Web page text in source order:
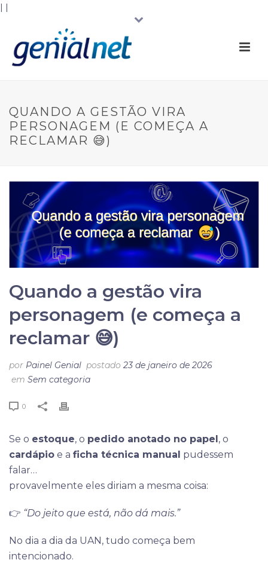
| |
QUANDO A GESTÃO VIRA
PERSONAGEM (E COMEÇA A
RECLAMAR 😅)
Quando a gestão vira
personagem (e começa a
reclamar 😅)
por Painel Genial postado 23 de janeiro de 2026
em Sem categoria
0
Se o estoque, o pedido anotado no papel, o
cardápio e a ficha técnica manual pudessem
falar…
provavelmente eles diriam a mesma coisa:
👉 “Do jeito que está, não dá mais.”
No dia a dia da UAN, tudo começa bem
intencionado.